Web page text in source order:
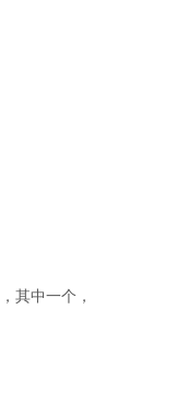
其中一个，